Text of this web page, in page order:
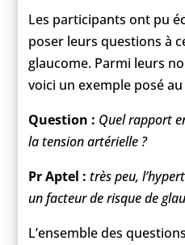
Les participants ont pu
poser leurs questions à
glaucome. Parmi leurs
voici un exemple posé
Question : Quel rapport
la tension artérielle ?
Pr Aptel : très peu,
un facteur de risque de
L’ensemble des